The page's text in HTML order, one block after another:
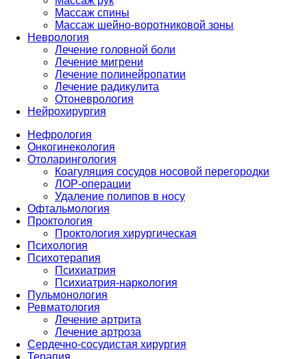
Массаж спины
Массаж шейно-воротниковой зоны
Неврология
Лечение головной боли
Лечение мигрени
Лечение полинейропатии
Лечение радикулита
Отоневрология
Нейрохирургия
Нефрология
Онкогинекология
Отоларингология
Коагуляция сосудов носовой перегородки
ЛОР-операции
Удаление полипов в носу
Офтальмология
Проктология
Проктология хирургическая
Психология
Психотерапия
Психиатрия
Психиатрия-наркология
Пульмонология
Ревматология
Лечение артрита
Лечение артроза
Сердечно-сосудистая хирургия